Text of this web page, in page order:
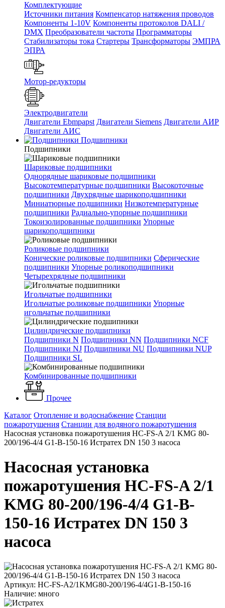
Комплектующие
Источники питания Компенсатор натяжения проводов
Компоненты 1-10V Компоненты протоколов DALI /
DMX Преобразователи частоты Программаторы
Стабилизаторы тока Стартеры Трансформаторы ЭМПРА
ЭПРА
Мотор-редукторы
Электродвигатели
Двигатели Ebmpapst Двигатели Siemens Двигатели АИР
Двигатели АИС
Подшипники
Подшипники
Шариковые подшипники
Однорядные шариковые подшипники
Высокотемпературные подшипники Высокоточные
подшипники Двухрядные шарикоподшипники
Миниатюрные подшипники Низкотемпературные
подшипники Радиально-упорные подшипники
Токоизолированные подшипники Упорные
шарикоподшипники
Роликовые подшипники
Конические роликовые подшипники Сферические
подшипники Упорные роликоподшипники
Четырехрядные подшипники
Игольчатые подшипники
Игольчатые роликовые подшипники Упорные
игольчатые подшипники
Цилиндрические подшипники
Подшипники N Подшипники NN Подшипники NCF
Подшипники NJ Подшипники NU Подшипники NUP
Подшипники SL
Комбинированные подшипники
Прочее
Каталог Отопление и водоснабжение Станции
пожаротушения Станции для водяного пожаротушения
Насосная установка пожаротушения HC-FS-A 2/1 KMG 80-
200/196-4/4 G1-B-150-16 Истратех DN 150 3 насоса
Насосная установка
пожаротушения HC-FS-A 2/1
KMG 80-200/196-4/4 G1-B-
150-16 Истратех DN 150 3
насоса
Артикул: HC-FS-A2/1KMG80-200/196-4/4G1-B-150-16
Наличие: много